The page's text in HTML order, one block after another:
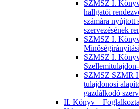
SZMSZ I.
hallgatói
számára nyújtott
szervezésének
SZMSZ I.
SZMSZ I.
SZMSZ SZMR
tulajdonosi
gazdálkodó
II. Könyv –